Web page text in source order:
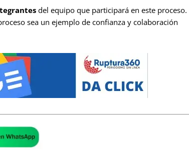
del equipo que participará en este proceso.
sea un ejemplo de confianza y colaboración